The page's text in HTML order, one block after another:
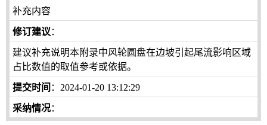
补充内容
修订建议 ：
建议补充说明本附录中风轮圆盘在边坡引起尾流影响区域
占比数值的取值参考或依据。
提交时间 ：2024-01-20 13:12:29
采纳情况：